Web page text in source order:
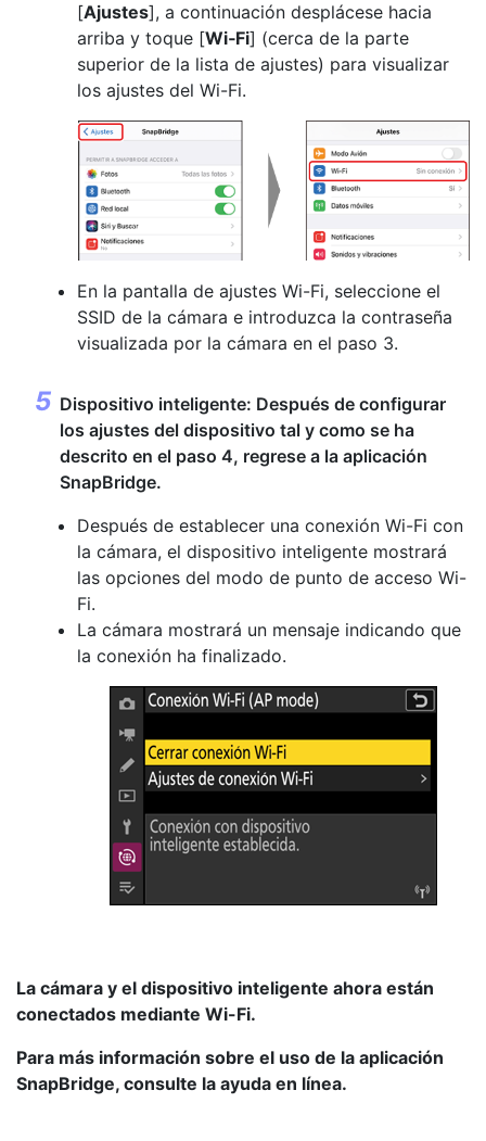
[Ajustes], a continuación desplácese hacia
arriba y toque [Wi‑Fi] (cerca de la parte
superior de la lista de ajustes) para visualizar
los ajustes del Wi-Fi.
En la pantalla de ajustes Wi-Fi, seleccione el
SSID de la cámara e introduzca la contraseña
visualizada por la cámara en el paso 3.
Dispositivo inteligente: Después de configurar
los ajustes del dispositivo tal y como se ha
descrito en el paso 4, regrese a la aplicación
SnapBridge.
Después de establecer una conexión Wi-Fi con
la cámara, el dispositivo inteligente mostrará
las opciones del modo de punto de acceso Wi-
Fi.
La cámara mostrará un mensaje indicando que
la conexión ha finalizado.
La cámara y el dispositivo inteligente ahora están
conectados mediante Wi-Fi.
Para más información sobre el uso de la aplicación
SnapBridge, consulte la ayuda en línea.